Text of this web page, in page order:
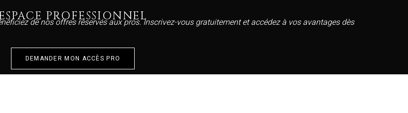
PROFESSIONNEL
de nos offres réservés aux pros. Inscrivez-vous gratuitement et accédez à vos avantages dès
DEMANDER MON ACCÈS PRO